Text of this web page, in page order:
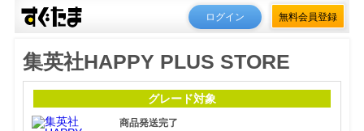
ログイン 無料会員登録
集英社HAPPY PLUS STORE
グレード対象
商品発送完了